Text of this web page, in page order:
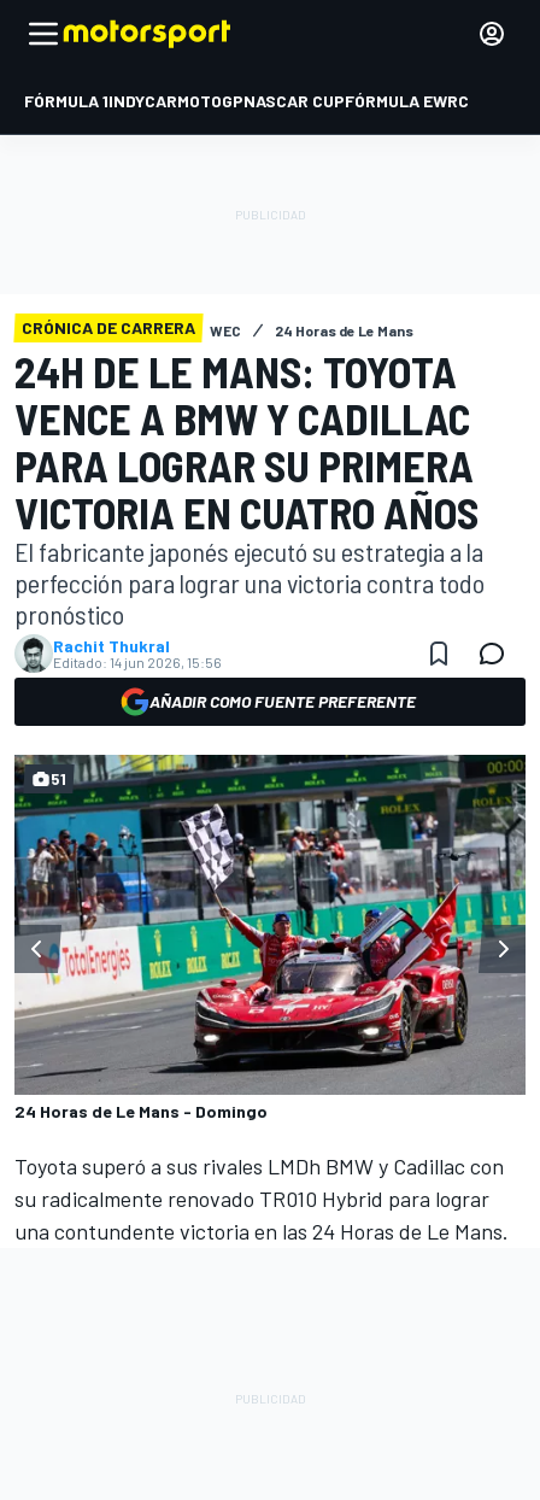
FÓRMULA 1INDYCARMOTOGPNASCAR CUPFÓRMULA EWRC
CRÓNICA DE CARRERA WEC 24 Horas de Le Mans
24H DE LE MANS: TOYOTA
VENCE A BMW Y CADILLAC
PARA LOGRAR SU PRIMERA
VICTORIA EN CUATRO AÑOS
El fabricante japonés ejecutó su estrategia a la
perfección para lograr una victoria contra todo
pronóstico
Rachit Thukral
Editado: 14 jun 2026, 15:56
AÑADIR COMO FUENTE PREFERENTE
24 Horas de Le Mans - Domingo
51
Toyota superó a sus rivales LMDh BMW y Cadillac con
su radicalmente renovado TR010 Hybrid para lograr
una contundente victoria en las 24 Horas de Le Mans.